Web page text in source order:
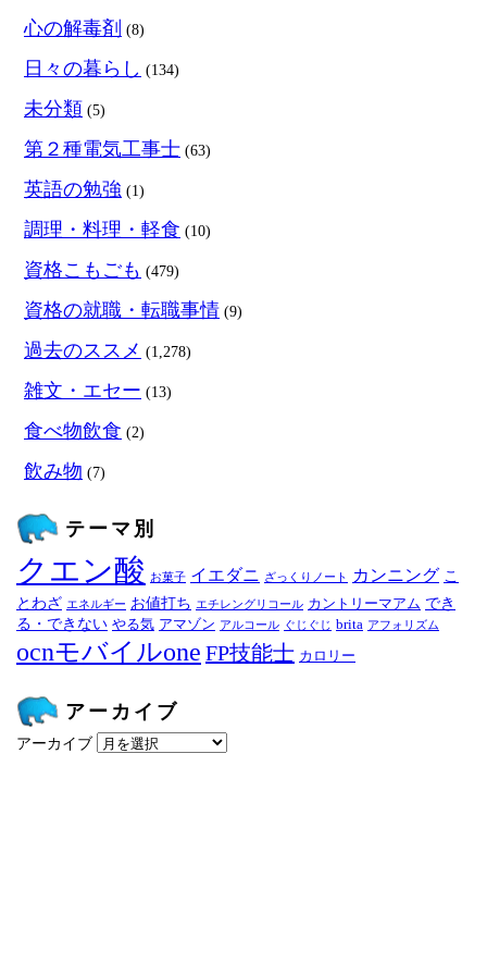
心の解毒剤 (8)
日々の暮らし (134)
未分類 (5)
第２種電気工事士 (63)
英語の勉強 (1)
調理・料理・軽食 (10)
資格こもごも (479)
資格の就職・転職事情 (9)
過去のススメ (1,278)
雑文・エセー (13)
食べ物飲食 (2)
飲み物 (7)
テーマ別
クエン酸 お菓子 イエダニ ざっくりノート カンニング こ
とわざ エネルギー お値打ち エチレングリコール カントリーマアム でき
る・できない やる気 アマゾン アルコール ぐじぐじ brita アフォリズム
ocnモバイルone FP技能士 カロリー
アーカイブ
アーカイブ